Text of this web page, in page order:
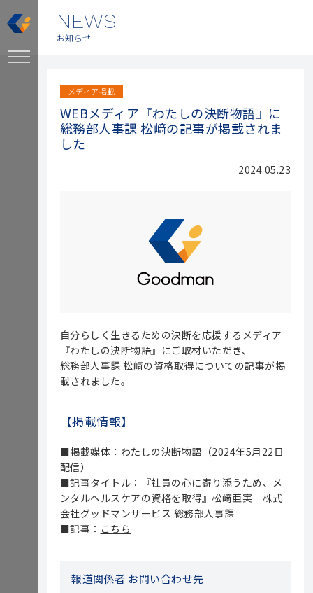
NEWS
お知らせ
メディア掲載
WEBメディア『わたしの決断物語』に
総務部人事課 松﨑の記事が掲載されま
した
2024.05.23
自分らしく生きるための決断を応援するメディア
『わたしの決断物語』にご取材いただき、
総務部人事課 松﨑の資格取得についての記事が掲
載されました。
【掲載情報】
■掲載媒体：わたしの決断物語（2024年5月22日
配信）
■記事タイトル：『社員の心に寄り添うため、メ
ンタルヘルスケアの資格を取得』松﨑亜実 株式
会社グッドマンサービス 総務部人事課
■記事： こちら
報道関係者 お問い合わせ先